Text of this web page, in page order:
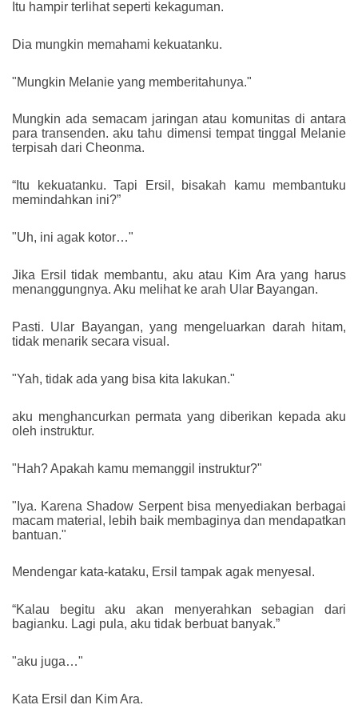
Itu hampir terlihat seperti kekaguman.
Dia mungkin memahami kekuatanku.
"Mungkin Melanie yang memberitahunya."
Mungkin ada semacam jaringan atau komunitas di antara
para transenden. aku tahu dimensi tempat tinggal Melanie
terpisah dari Cheonma.
“Itu kekuatanku. Tapi Ersil, bisakah kamu membantuku
memindahkan ini?”
"Uh, ini agak kotor…"
Jika Ersil tidak membantu, aku atau Kim Ara yang harus
menanggungnya. Aku melihat ke arah Ular Bayangan.
Pasti. Ular Bayangan, yang mengeluarkan darah hitam,
tidak menarik secara visual.
"Yah, tidak ada yang bisa kita lakukan."
aku menghancurkan permata yang diberikan kepada aku
oleh instruktur.
"Hah? Apakah kamu memanggil instruktur?"
"Iya. Karena Shadow Serpent bisa menyediakan berbagai
macam material, lebih baik membaginya dan mendapatkan
bantuan."
Mendengar kata-kataku, Ersil tampak agak menyesal.
“Kalau begitu aku akan menyerahkan sebagian dari
bagianku. Lagi pula, aku tidak berbuat banyak.”
"aku juga…"
Kata Ersil dan Kim Ara.